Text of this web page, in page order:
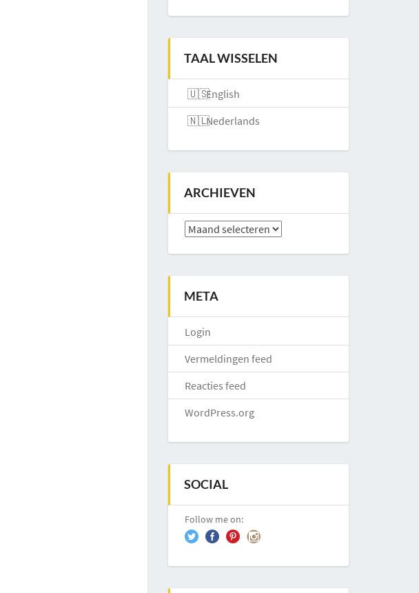
TAAL WISSELEN
English
Nederlands
ARCHIEVEN
Archieven
META
Login
Vermeldingen feed
Reacties feed
WordPress.org
SOCIAL
Follow me on: